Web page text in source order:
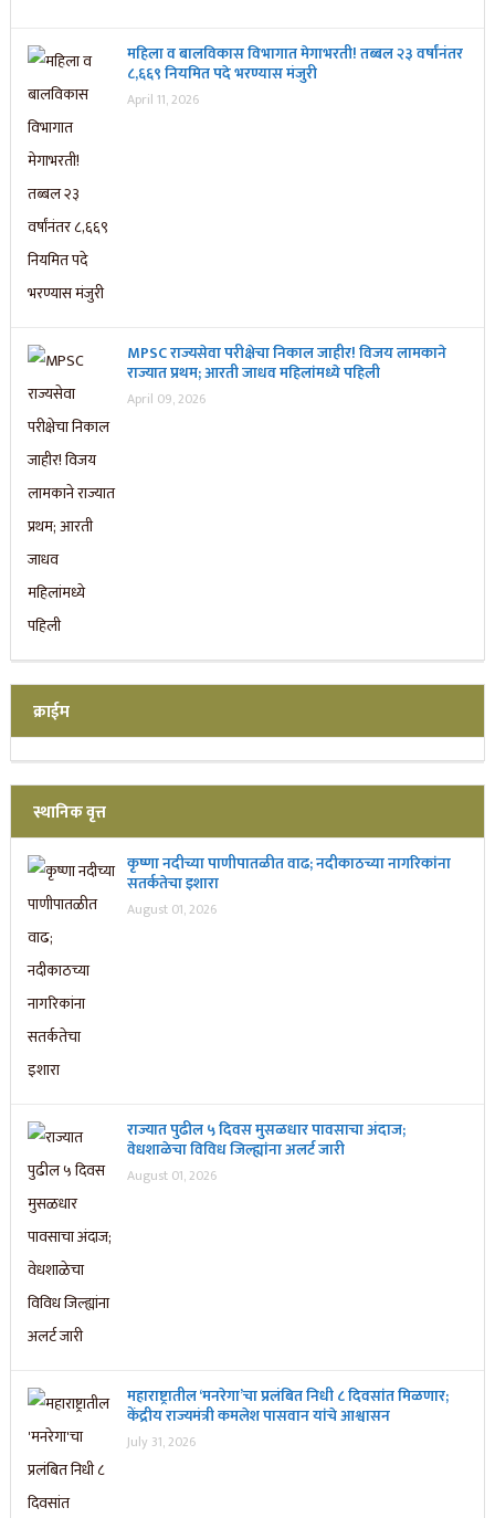
महिला व बालविकास विभागात मेगाभरती! तब्बल २३ वर्षांनंतर
८,६६९ नियमित पदे भरण्यास मंजुरी
April 11, 2026
MPSC राज्यसेवा परीक्षेचा निकाल जाहीर! विजय लामकाने
राज्यात प्रथम; आरती जाधव महिलांमध्ये पहिली
April 09, 2026
क्राईम
स्थानिक वृत्त
कृष्णा नदीच्या पाणीपातळीत वाढ; नदीकाठच्या नागरिकांना
सतर्कतेचा इशारा
August 01, 2026
राज्यात पुढील ५ दिवस मुसळधार पावसाचा अंदाज;
वेधशाळेचा विविध जिल्ह्यांना अलर्ट जारी
August 01, 2026
महाराष्ट्रातील ‘मनरेगा’चा प्रलंबित निधी ८ दिवसांत मिळणार;
केंद्रीय राज्यमंत्री कमलेश पासवान यांचे आश्वासन
July 31, 2026